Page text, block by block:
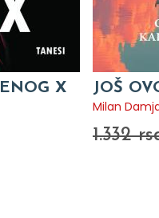
X
JOŠ
Milan
1.332